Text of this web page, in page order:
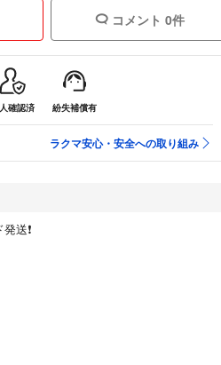
コメント 0件
確認済 紛失補償有
ラクマ安心・安全への取り組み
送❗️